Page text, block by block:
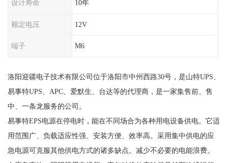
设计寿命 10年
额定电压 12V
端子 M6
洛阳迎疆电子技术有限公司位于洛阳市中州西路30号，是山特UPS、
易事特UPS、APC、爱默生、台达等的代理商，是一家集售前、售
中、一条龙服务的公司。
易事特EPS电源在停电时，能在不同场合为各种用电设备供电。它适
用范围广、负载适应性强、安装方便、效率高。采用集中供电的应
急电源可克服其他供电方式的诸多缺点。减少不必要的电能浪费。